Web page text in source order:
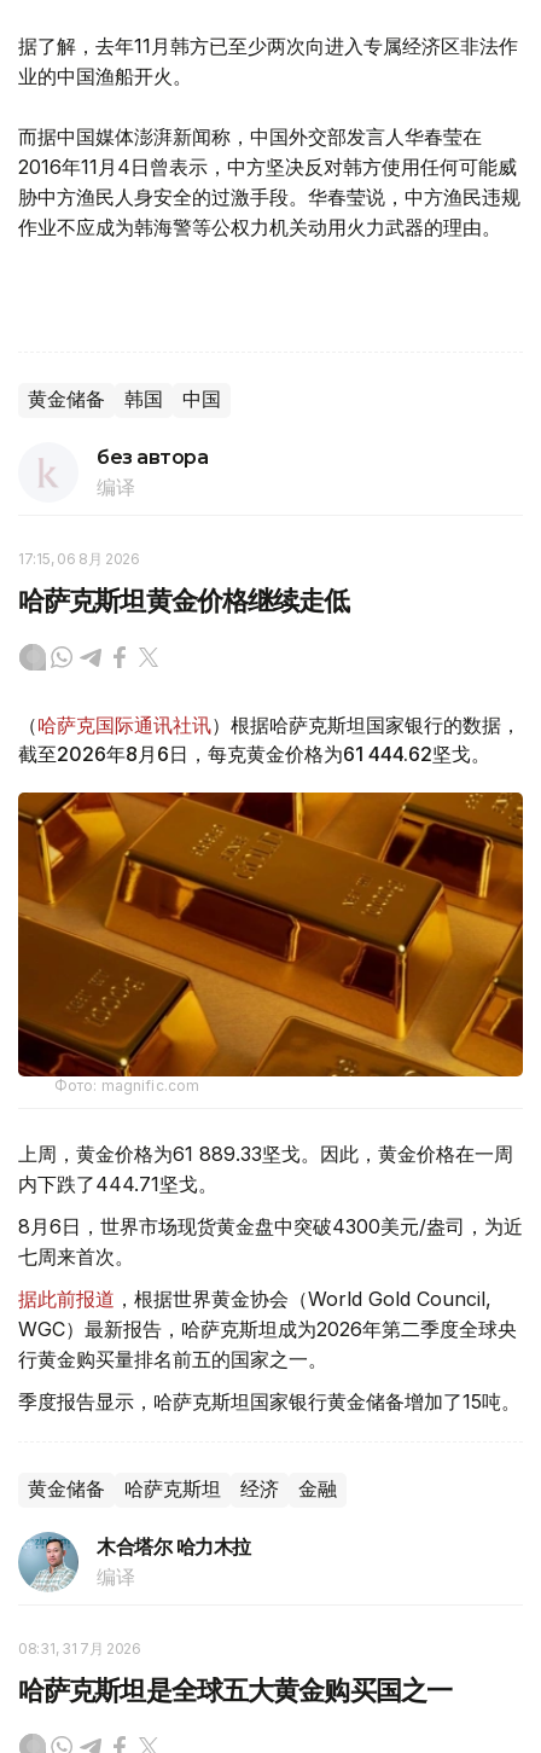
据了解，去年11月韩方已至少两次向进入专属经济区非法作
业的中国渔船开火。
而据中国媒体澎湃新闻称，中国外交部发言人华春莹在
2016年11月4日曾表示，中方坚决反对韩方使用任何可能威
胁中方渔民人身安全的过激手段。华春莹说，中方渔民违规
作业不应成为韩海警等公权力机关动用火力武器的理由。
黄金储备 韩国 中国
без автора
编译
17:15, 06 8月 2026
哈萨克斯坦黄金价格继续走低
（哈萨克国际通讯社讯）根据哈萨克斯坦国家银行的数据，
截至2026年8月6日，每克黄金价格为61 444.62坚戈。
Фото: magnific.com
上周，黄金价格为61 889.33坚戈。因此，黄金价格在一周
内下跌了444.71坚戈。
8月6日，世界市场现货黄金盘中突破4300美元/盎司，为近
七周来首次。
据此前报道 ，根据世界黄金协会（World Gold Council,
WGC）最新报告，哈萨克斯坦成为2026年第二季度全球央
行黄金购买量排名前五的国家之一。
季度报告显示，哈萨克斯坦国家银行黄金储备增加了15吨。
黄金储备 哈萨克斯坦 经济 金融
木合塔尔 哈力木拉
编译
08:31, 31 7月 2026
哈萨克斯坦是全球五大黄金购买国之一